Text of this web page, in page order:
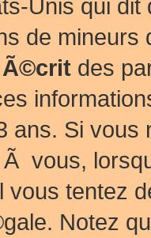
Unis qui
de mineurs
Ã©crit des
ans. Si
vous,
vous tentez
Notez